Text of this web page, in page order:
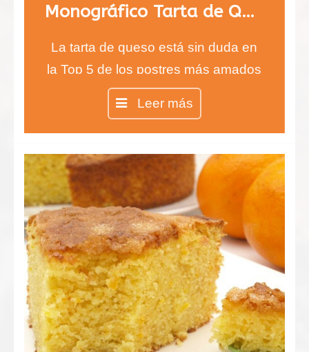
Monográfico Tarta de Queso
La tarta de queso está sin duda en
la Top 5 de los postres más amados
del mundo y no importa si prefieres
la tarta de queso sin horno o la
clásica, lo más importante es su
exquisito sabor.
Leer más